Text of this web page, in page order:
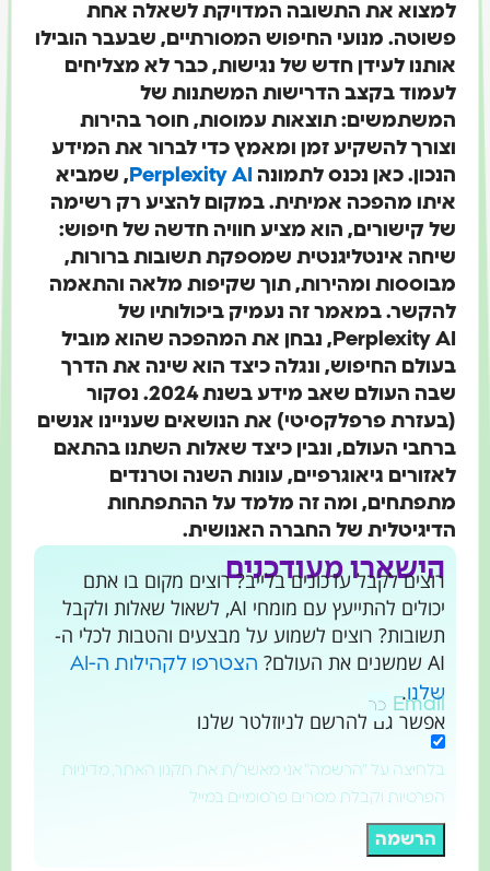
למצוא את התשובה המדויקת לשאלה אחת
פשוטה. מנועי החיפוש המסורתיים, שבעבר הובילו
אותנו לעידן חדש של נגישות, כבר לא מצליחים
לעמוד בקצב הדרישות המשתנות של
המשתמשים: תוצאות עמוסות, חוסר בהירות
וצורך להשקיע זמן ומאמץ כדי לברור את המידע
הנכון. כאן נכנס לתמונה Perplexity AI , שמביא
איתו מהפכה אמיתית. במקום להציע רק רשימה
של קישורים, הוא מציע חוויה חדשה של חיפוש:
שיחה אינטליגנטית שמספקת תשובות ברורות,
מבוססות ומהירות, תוך שקיפות מלאה והתאמה
להקשר. במאמר זה נעמיק ביכולותיו של
Perplexity AI, נבחן את המהפכה שהוא מוביל
בעולם החיפוש, ונגלה כיצד הוא שינה את הדרך
שבה העולם שאב מידע בשנת 2024. נסקור
(בעזרת פרפלקסיטי) את הנושאים שעניינו אנשים
ברחבי העולם, ונבין כיצד שאלות השתנו בהתאם
לאזורים גיאוגרפיים, עונות השנה וטרנדים
מתפתחים, ומה זה מלמד על ההתפתחות
הדיגיטלית של החברה האנושית.
הישארו מעודכנים
רוצים לקבל עדכונים בלייב? רוצים מקום בו אתם
יכולים להתייעץ עם מומחי AI, לשאול שאלות ולקבל
תשובות? רוצים לשמוע על מבצעים והטבות לכלי ה-
AI שמשנים את העולם?
הצטרפו לקהילות ה-AI
שלנו.
אפשר גם להרשם לניוזלטר שלנו
Email
בלחיצה על "הרשמה" אני מאשר/ת את תקנון האתר, מדיניות
הפרטיות וקבלת מסרים פרסומיים במייל
הרשמה